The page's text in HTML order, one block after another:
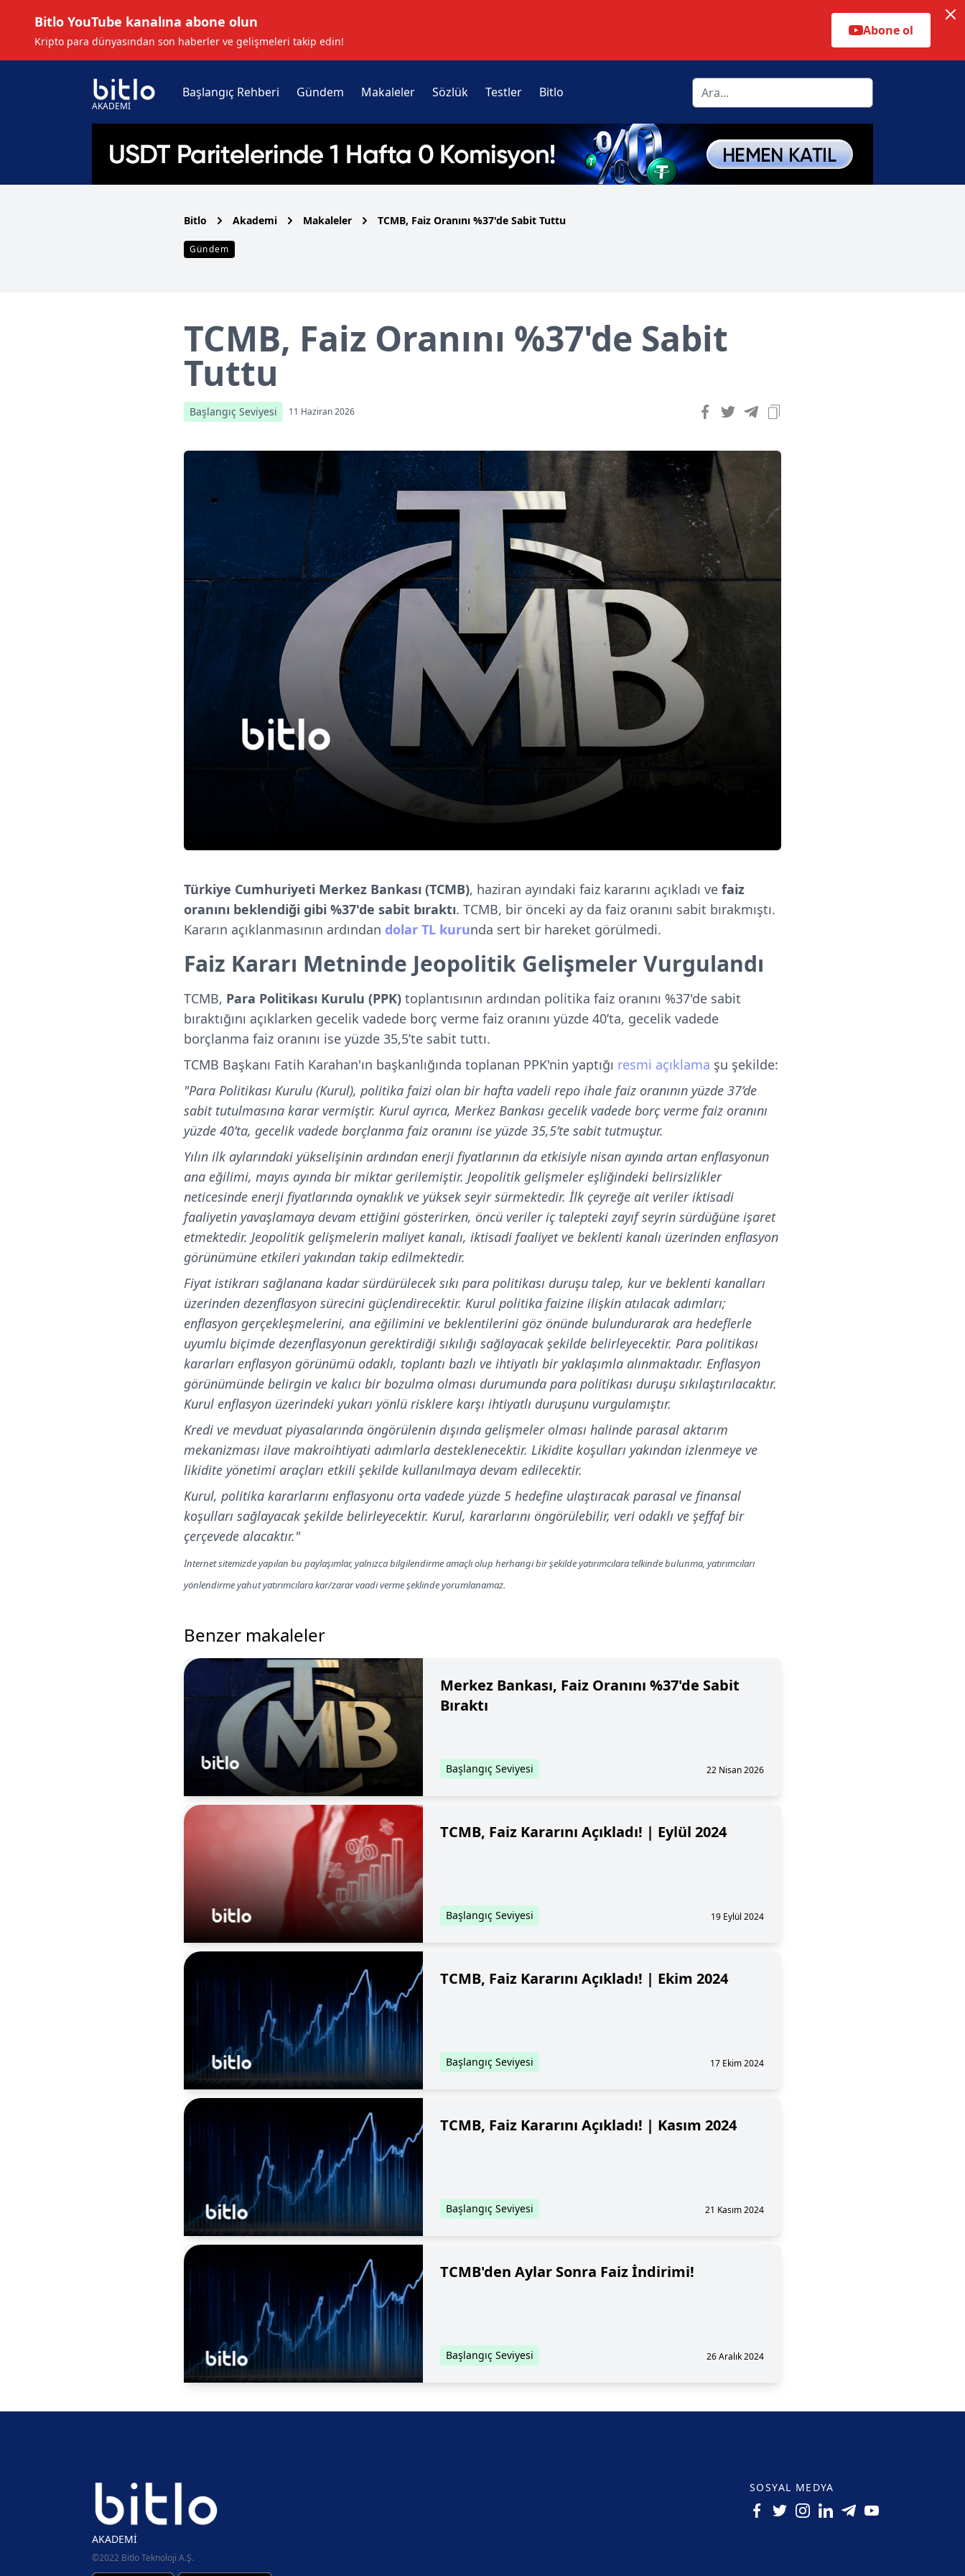
Bitlo YouTube kanalına abone olun
Kripto para dünyasından son haberler ve gelişmeleri takip edin!
Abone ol
AKADEMİ
Başlangıç Rehberi Gündem Makaleler Sözlük Testler Bitlo
Bitlo Akademi Makaleler TCMB, Faiz Oranını %37'de Sabit Tuttu
Gündem
TCMB, Faiz Oranını %37'de Sabit
Tuttu
Başlangıç Seviyesi 11 Haziran 2026
Türkiye Cumhuriyeti Merkez Bankası (TCMB), haziran ayındaki faiz kararını açıkladı ve faiz
oranını beklendiği gibi %37'de sabit bıraktı. TCMB, bir önceki ay da faiz oranını sabit bırakmıştı.
Kararın açıklanmasının ardından dolar TL kurunda sert bir hareket görülmedi.
Faiz Kararı Metninde Jeopolitik Gelişmeler Vurgulandı
TCMB, Para Politikası Kurulu (PPK) toplantısının ardından politika faiz oranını %37'de sabit
bıraktığını açıklarken gecelik vadede borç verme faiz oranını yüzde 40’ta, gecelik vadede
borçlanma faiz oranını ise yüzde 35,5’te sabit tuttı.
TCMB Başkanı Fatih Karahan'ın başkanlığında toplanan PPK'nin yaptığı resmi açıklama şu şekilde:
"Para Politikası Kurulu (Kurul), politika faizi olan bir hafta vadeli repo ihale faiz oranının yüzde 37’de
sabit tutulmasına karar vermiştir. Kurul ayrıca, Merkez Bankası gecelik vadede borç verme faiz oranını
yüzde 40’ta, gecelik vadede borçlanma faiz oranını ise yüzde 35,5’te sabit tutmuştur.
Yılın ilk aylarındaki yükselişinin ardından enerji fiyatlarının da etkisiyle nisan ayında artan enflasyonun
ana eğilimi, mayıs ayında bir miktar gerilemiştir. Jeopolitik gelişmeler eşliğindeki belirsizlikler
neticesinde enerji fiyatlarında oynaklık ve yüksek seyir sürmektedir. İlk çeyreğe ait veriler iktisadi
faaliyetin yavaşlamaya devam ettiğini gösterirken, öncü veriler iç talepteki zayıf seyrin sürdüğüne işaret
etmektedir. Jeopolitik gelişmelerin maliyet kanalı, iktisadi faaliyet ve beklenti kanalı üzerinden enflasyon
görünümüne etkileri yakından takip edilmektedir.
Fiyat istikrarı sağlanana kadar sürdürülecek sıkı para politikası duruşu talep, kur ve beklenti kanalları
üzerinden dezenflasyon sürecini güçlendirecektir. Kurul politika faizine ilişkin atılacak adımları;
enflasyon gerçekleşmelerini, ana eğilimini ve beklentilerini göz önünde bulundurarak ara hedeflerle
uyumlu biçimde dezenflasyonun gerektirdiği sıkılığı sağlayacak şekilde belirleyecektir. Para politikası
kararları enflasyon görünümü odaklı, toplantı bazlı ve ihtiyatlı bir yaklaşımla alınmaktadır. Enflasyon
görünümünde belirgin ve kalıcı bir bozulma olması durumunda para politikası duruşu sıkılaştırılacaktır.
Kurul enflasyon üzerindeki yukarı yönlü risklere karşı ihtiyatlı duruşunu vurgulamıştır.
Kredi ve mevduat piyasalarında öngörülenin dışında gelişmeler olması halinde parasal aktarım
mekanizması ilave makroihtiyati adımlarla desteklenecektir. Likidite koşulları yakından izlenmeye ve
likidite yönetimi araçları etkili şekilde kullanılmaya devam edilecektir.
Kurul, politika kararlarını enflasyonu orta vadede yüzde 5 hedefine ulaştıracak parasal ve finansal
koşulları sağlayacak şekilde belirleyecektir. Kurul, kararlarını öngörülebilir, veri odaklı ve şeffaf bir
çerçevede alacaktır."
İnternet sitemizde yapılan bu paylaşımlar, yalnızca bilgilendirme amaçlı olup herhangi bir şekilde yatırımcılara telkinde bulunma, yatırımcıları
yönlendirme yahut yatırımcılara kar/zarar vaadi verme şeklinde yorumlanamaz.
Benzer makaleler
Merkez Bankası, Faiz Oranını %37'de Sabit
Bıraktı
Başlangıç Seviyesi 22 Nisan 2026
TCMB, Faiz Kararını Açıkladı! | Eylül 2024
Başlangıç Seviyesi 19 Eylül 2024
TCMB, Faiz Kararını Açıkladı! | Ekim 2024
Başlangıç Seviyesi 17 Ekim 2024
TCMB, Faiz Kararını Açıkladı! | Kasım 2024
Başlangıç Seviyesi 21 Kasım 2024
TCMB'den Aylar Sonra Faiz İndirimi!
Başlangıç Seviyesi 26 Aralık 2024
AKADEMİ
©2022 Bitlo Teknoloji A.Ş.
SOSYAL MEDYA